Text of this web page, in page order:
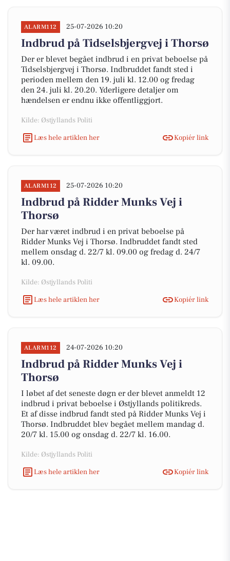
ALARM112 25-07-2026 10:20
Indbrud på Tidselsbjergvej i Thorsø
Der er blevet begået indbrud i en privat beboelse på
Tidselsbjergvej i Thorsø. Indbruddet fandt sted i
perioden mellem den 19. juli kl. 12.00 og fredag
den 24. juli kl. 20.20. Yderligere detaljer om
hændelsen er endnu ikke offentliggjort.
Kilde: Østjyllands Politi
Læs hele artiklen her
Kopiér link
ALARM112 25-07-2026 10:20
Indbrud på Ridder Munks Vej i
Thorsø
Der har været indbrud i en privat beboelse på
Ridder Munks Vej i Thorsø. Indbruddet fandt sted
mellem onsdag d. 22/7 kl. 09.00 og fredag d. 24/7
kl. 09.00.
Kilde: Østjyllands Politi
Læs hele artiklen her
Kopiér link
ALARM112 24-07-2026 10:20
Indbrud på Ridder Munks Vej i
Thorsø
I løbet af det seneste døgn er der blevet anmeldt 12
indbrud i privat beboelse i Østjyllands politikreds.
Et af disse indbrud fandt sted på Ridder Munks Vej i
Thorsø. Indbruddet blev begået mellem mandag d.
20/7 kl. 15.00 og onsdag d. 22/7 kl. 16.00.
Kilde: Østjyllands Politi
Læs hele artiklen her
Kopiér link